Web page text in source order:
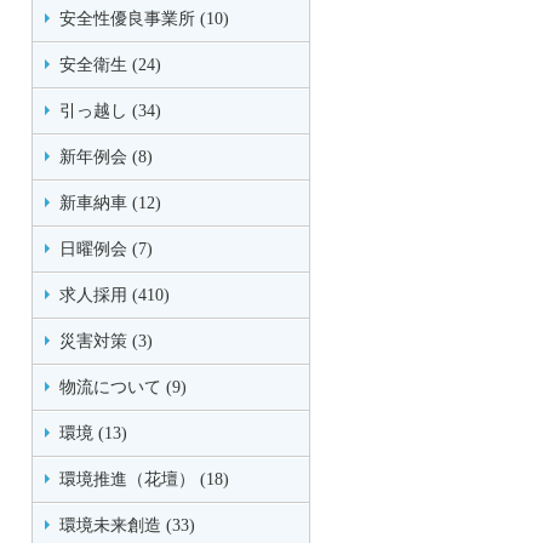
安全性優良事業所 (10)
安全衛生 (24)
引っ越し (34)
新年例会 (8)
新車納車 (12)
日曜例会 (7)
求人採用 (410)
災害対策 (3)
物流について (9)
環境 (13)
環境推進（花壇） (18)
環境未来創造 (33)